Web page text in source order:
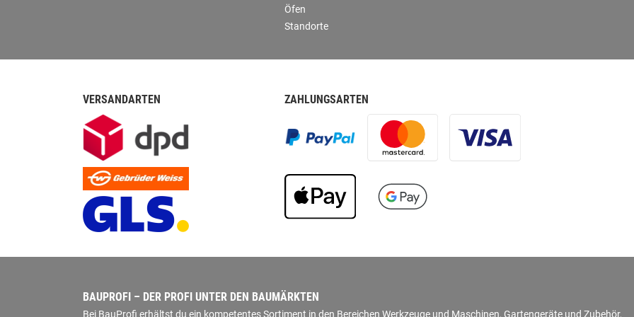
Öfen
Standorte
VERSANDARTEN ZAHLUNGSARTEN
BAUPROFI – DER PROFI UNTER DEN BAUMÄRKTEN
Bei BauProfi erhältst du ein kompetentes Sortiment in den Bereichen Werkzeuge und Maschinen, Gartengeräte und Zubehör,